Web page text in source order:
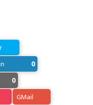
0
0
GMail